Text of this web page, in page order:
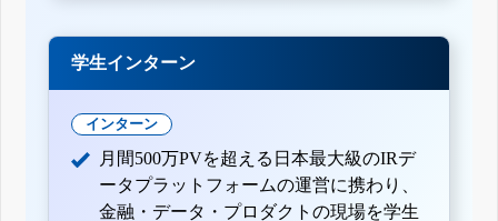
学生インターン
インターン
月間500万PVを超える日本最大級のIRデ
ータプラットフォームの運営に携わり、
金融・データ・プロダクトの現場を学生